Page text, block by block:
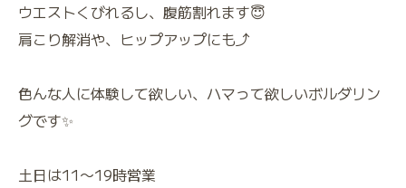
ウエストくびれるし、腹筋割れます😇
肩こり解消や、ヒップアップにも⤴️
色んな人に体験して欲しい、ハマって欲しいボルダリン
グです✨
土日は11〜19時営業